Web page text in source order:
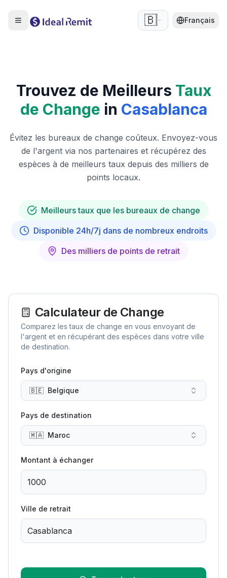
🇧🇪 Français
Trouvez de Meilleurs Taux
de Change in Casablanca
Évitez les bureaux de change coûteux. Envoyez-vous
de l'argent via nos partenaires et récupérez des
espèces à de meilleurs taux depuis des milliers de
points locaux.
Meilleurs taux que les bureaux de change
Disponible 24h/7j dans de nombreux endroits
Des milliers de points de retrait
Calculateur de Change
Comparez les taux de change en vous envoyant de
l'argent et en récupérant des espèces dans votre ville
de destination.
Pays d'origine
🇧🇪 Belgique
Pays de destination
🇲🇦 Maroc
Montant à échanger
Ville de retrait